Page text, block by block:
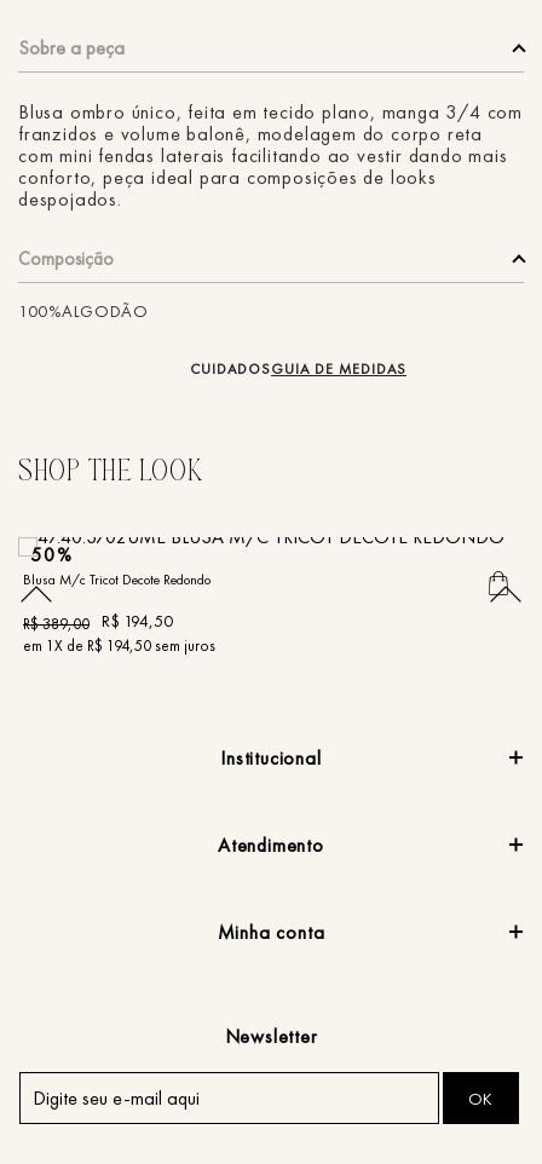
Blusa ombro único, feita em tecido plano, manga 3/4 com
franzidos e volume balonê, modelagem do corpo reta
com mini fendas laterais facilitando ao vestir dando mais
conforto, peça ideal para composições de looks
despojados.
Composição
100%ALGODÃO
CUIDADOSGUIA DE MEDIDAS
50%
Blusa M/c Tricot Decote Redondo
R$389,00 R$ 194,50
em 1X de R$ 194,50sem juros
Institucional
Atendimento
Minha conta
Newsletter
OK